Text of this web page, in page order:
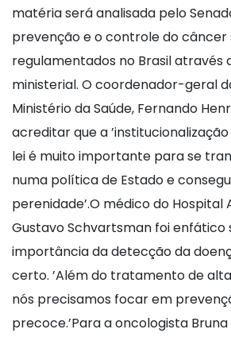
matéria será analisada pelo
prevenção e o controle do câncer
regulamentados no Brasil através
ministerial. O coordenador-geral
Ministério da Saúde, Fernando
acreditar que a
lei é muito importante para se
numa política de Estado e
perenidade’.O médico do Hospital
Gustavo Schvartsman foi enfático
importância da detecção da
certo. ’Além do tratamento de
nós precisamos focar em
precoce.’Para a oncologista Bruna